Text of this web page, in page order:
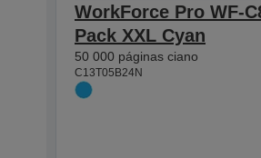
WorkForce Pro WF-
Pack XXL Cyan
50 000 páginas ciano
C13T05B24N